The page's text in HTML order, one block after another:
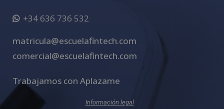
+34 636 736 532
matricula@escuelafintech.com
comercial@escuelafintech.com
Trabajamos con Aplazame
Información legal